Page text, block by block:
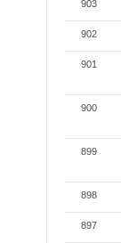
903
902
901
900
899
898
897